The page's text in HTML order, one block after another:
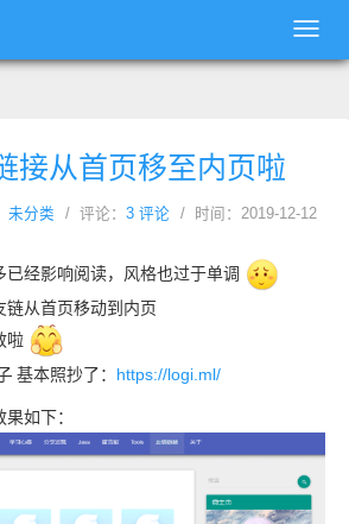
接从首页移至内页啦
未分类 / 评论： 3 评论
/ 时间：2019-12-12
已经影响阅读，风格也过于单调
链从首页移动到内页
啦
基本照抄了： https://logi.ml/
如下：